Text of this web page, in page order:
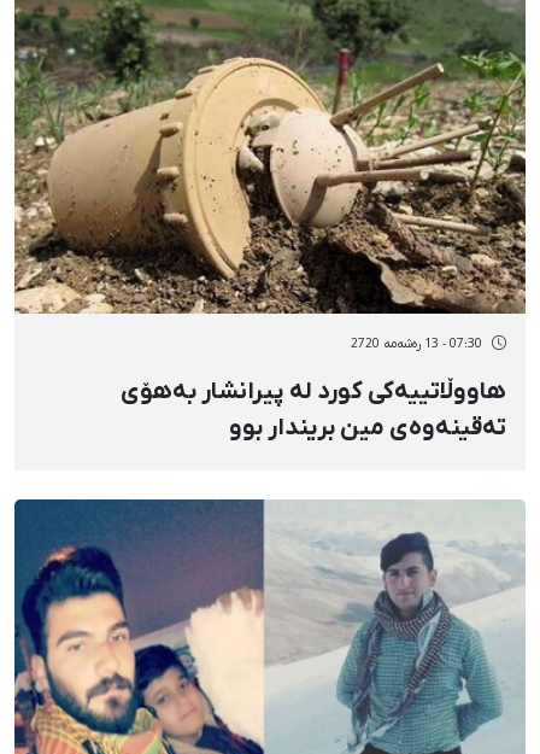
07:30 - 13 رەشەمه 2720
هاووڵاتییەکی کورد لە پیرانشار بەهۆی
تەقینەوەی مین بریندار بوو